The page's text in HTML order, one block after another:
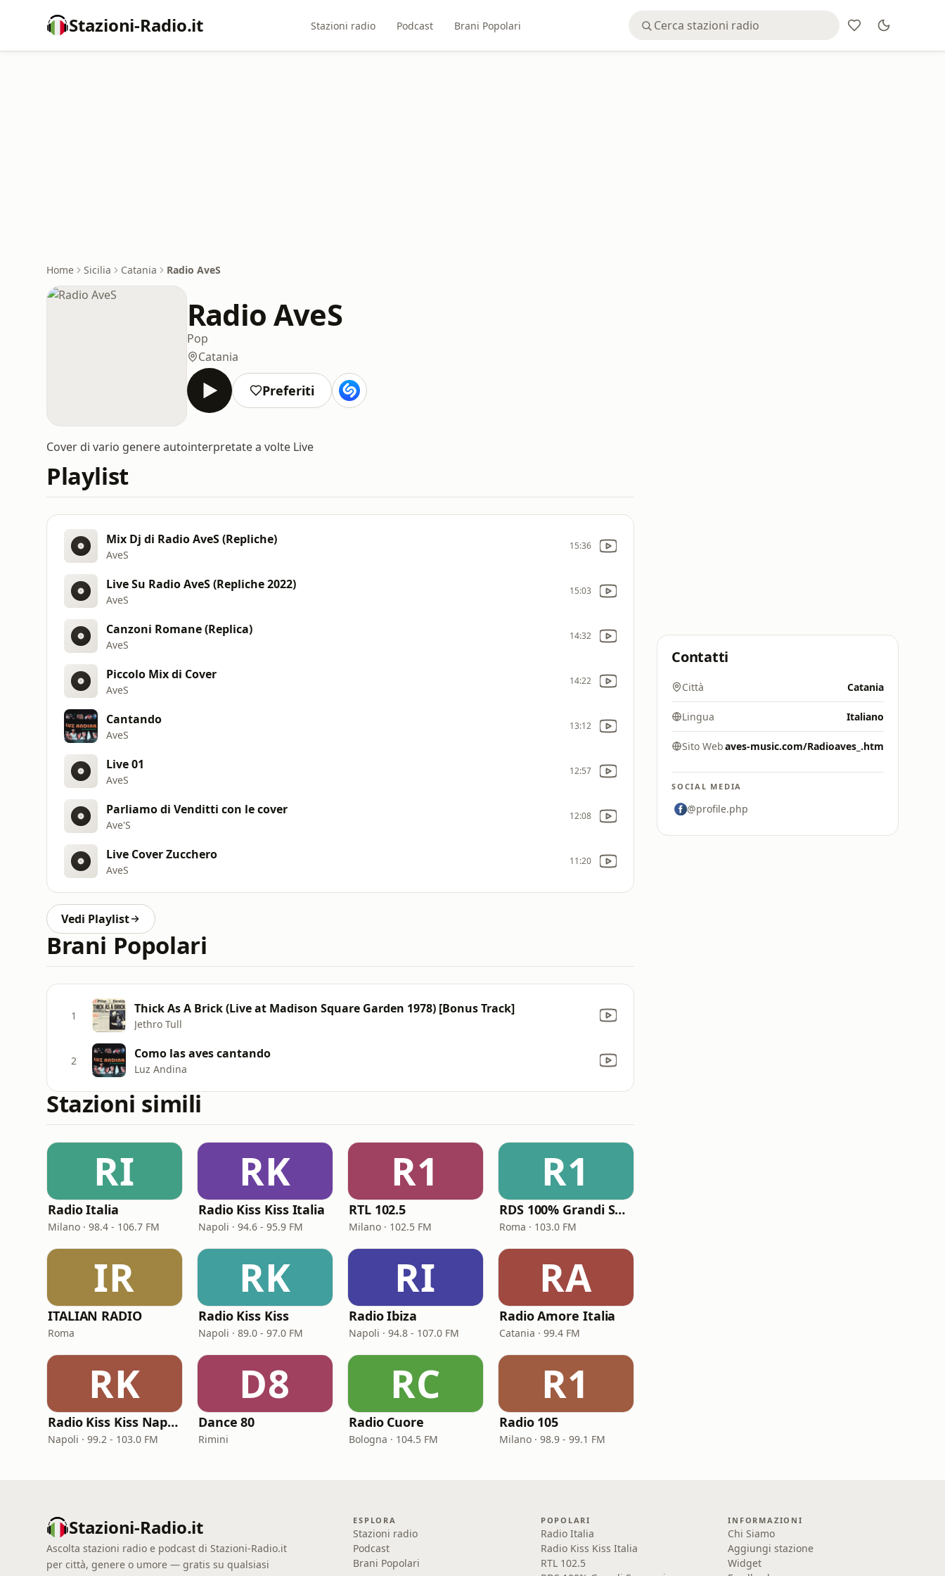
Stazioni-Radio.it Stazioni radio Podcast Brani Popolari
Home Sicilia Catania Radio AveS
Radio AveS
Pop
Catania
Preferiti
Cover di vario genere autointerpretate a volte Live
Playlist
Mix Dj di Radio AveS (Repliche)
AveS
15:36
Live Su Radio AveS (Repliche 2022)
AveS
15:03
Canzoni Romane (Replica)
AveS
14:32
Piccolo Mix di Cover
AveS
14:22
Cantando
AveS
13:12
Live 01
AveS
12:57
Parliamo di Venditti con le cover
Ave'S
12:08
Live Cover Zucchero
AveS
11:20
Vedi Playlist
Brani Popolari
1 Thick As A Brick (Live at Madison Square Garden 1978) [Bonus Track]
Jethro Tull
2 Como las aves cantando
Luz Andina
Stazioni simili
RI
Radio Italia
Milano · 98.4 - 106.7 FM
RK
Radio Kiss Kiss Italia
Napoli · 94.6 - 95.9 FM
R1
RTL 102.5
Milano · 102.5 FM
R1
RDS 100% Grandi Successi
Roma · 103.0 FM
IR
ITALIAN RADIO
Roma
RK
Radio Kiss Kiss
Napoli · 89.0 - 97.0 FM
RI
Radio Ibiza
Napoli · 94.8 - 107.0 FM
RA
Radio Amore Italia
Catania · 99.4 FM
RK
Radio Kiss Kiss Napoli
Napoli · 99.2 - 103.0 FM
D8
Dance 80
Rimini
RC
Radio Cuore
Bologna · 104.5 FM
R1
Radio 105
Milano · 98.9 - 99.1 FM
Contatti
Città Catania
Lingua Italiano
Sito Webaves-music.com/Radioaves_.htm
SOCIAL MEDIA
@profile.php
Stazioni-Radio.it
Ascolta stazioni radio e podcast di Stazioni-Radio.it
per città, genere o umore — gratis su qualsiasi
ESPLORA
Stazioni radio
Podcast
Brani Popolari
POPOLARI
Radio Italia
Radio Kiss Kiss Italia
RTL 102.5
INFORMAZIONI
Chi Siamo
Aggiungi stazione
Widget